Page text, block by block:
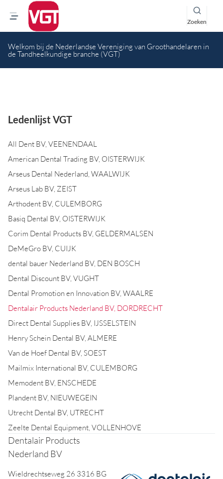
Zoeken
Welkom bij de Nederlandse Vereniging van Groothandelaren in
de Tandheelkundige branche (VGT)
Ledenlijst VGT
All Dent BV, VEENENDAAL
American Dental Trading BV, OISTERWIJK
Arseus Dental Nederland, WAALWIJK
Arseus Lab BV, ZEIST
Arthodent BV, CULEMBORG
Basiq Dental BV, OISTERWIJK
Corim Dental Products BV, GELDERMALSEN
DeMeGro BV, CUIJK
dental bauer Nederland BV, DEN BOSCH
Dental Discount BV, VUGHT
Dental Promotion en Innovation BV, WAALRE
Dentalair Products Nederland BV, DORDRECHT
Direct Dental Supplies BV, IJSSELSTEIN
Henry Schein Dental BV, ALMERE
Van de Hoef Dental BV, SOEST
Mailmix International BV, CULEMBORG
Memodent BV, ENSCHEDE
Plandent BV, NIEUWEGEIN
Utrecht Dental BV, UTRECHT
Zeelte Dental Equipment, VOLLENHOVE
Dentalair Products
Nederland BV
Wieldrechtseweg 26 3316 BG